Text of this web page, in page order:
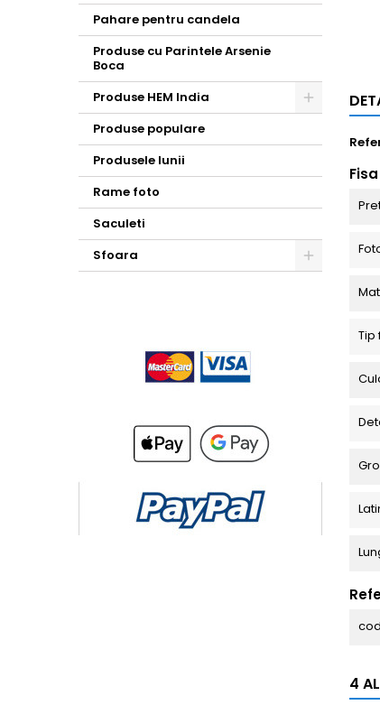
Pahare pentru candela
Produse cu Parintele Arsenie
Boca
Produse HEM India
Produse populare
Produsele lunii
Rame foto
Saculeti
Sfoara
Tip
4